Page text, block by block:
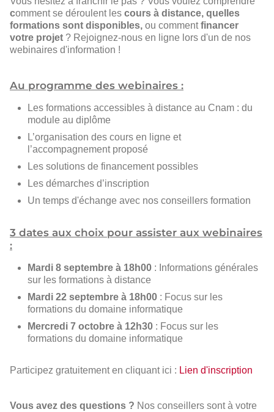
comment se déroulent les cours à distance, quelles
formations sont disponibles, ou commentfinancer
votre projet ? Rejoignez-nous en ligne lors d'un de nos
webinaires d'information !
Au programme des webinaires :
Les formations accessibles à distance au Cnam : du
module au diplôme
L’organisation des cours en ligne et
l’accompagnement proposé
Les solutions de financement possibles
Les démarches d’inscription
Un temps d'échange avec nos conseillers formation
3 dates aux choix pour assister aux webinaires
:
Mardi 8 septembre à 18h00: Informations générales
sur les formations à distance
Mardi 22 septembre à 18h00: Focus sur les
formations du domaine informatique
Mercredi 7 octobre à 12h30: Focus sur les
formations du domaine informatique
Participez gratuitement en cliquant ici : Lien d'inscription
Vous avez des questions ? Nos conseillers sont à votre